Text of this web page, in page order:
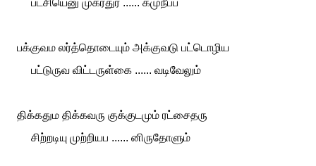
பட்சியெனு முக்ரதுர ...... கமுநீபப்
பக்குவம லர்த்தொடையும் அக்குவடு பட்டொழிய
பட்டுருவ விட்டருள்கை ...... வடிவேலும்
திக்கதும திக்கவரு குக்குடமும் ரட்சைதரு
சிற்றடியு முற்றியப ...... னிருதோளும்